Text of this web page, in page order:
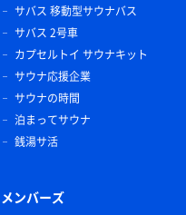
サバス 移動型サウナバス
サバス 2号車
カプセルトイ サウナキット
サウナ応援企業
サウナの時間
泊まってサウナ
銭湯サ活
メンバーズ